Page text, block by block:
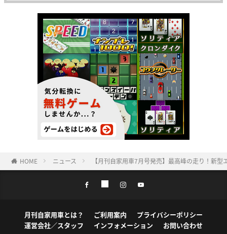
HOME ニュース 【月刊自家用車7月号発売】最高峰の走り！新
月刊自家用車とは？ ご利用案内
プライバシーポリシー
運営会社／スタッフ
インフォメーション お問い合わせ